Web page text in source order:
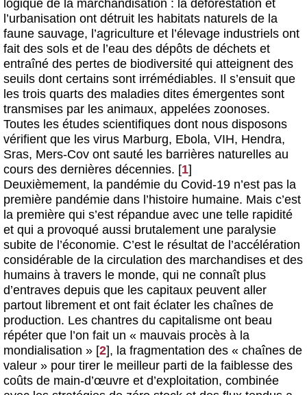
logique de la marchandisation : la déforestation et
l’urbanisation ont détruit les habitats naturels de la
faune sauvage, l’agriculture et l’élevage industriels ont
fait des sols et de l’eau des dépôts de déchets et
entraîné des pertes de biodiversité qui atteignent des
seuils dont certains sont irrémédiables. Il s’ensuit que
les trois quarts des maladies dites émergentes sont
transmises par les animaux, appelées zoonoses.
Toutes les études scientifiques dont nous disposons
vérifient que les virus Marburg, Ebola, VIH, Hendra,
Sras, Mers-Cov ont sauté les barrières naturelles au
cours des dernières décennies. [1]
Deuxièmement, la pandémie du Covid-19 n’est pas la
première pandémie dans l’histoire humaine. Mais c’est
la première qui s’est répandue avec une telle rapidité
et qui a provoqué aussi brutalement une paralysie
subite de l’économie. C’est le résultat de l’accélération
considérable de la circulation des marchandises et des
humains à travers le monde, qui ne connaît plus
d’entraves depuis que les capitaux peuvent aller
partout librement et ont fait éclater les chaînes de
production. Les chantres du capitalisme ont beau
répéter que l’on fait un « mauvais procès à la
mondialisation » [2], la fragmentation des « chaînes de
valeur » pour tirer le meilleur parti de la faiblesse des
coûts de main-d’œuvre et d’exploitation, combinée